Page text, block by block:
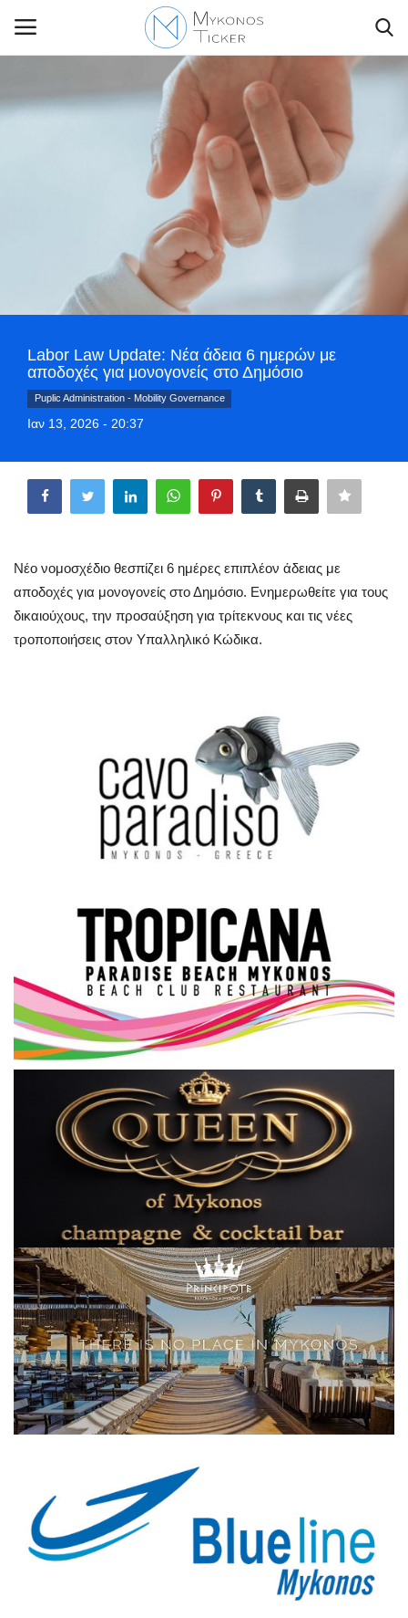
Greece
Style Adorés
Arts & Culture
Mykonos
Mykonos Ticker TV
Science & Tech
Σεβασμιώτατος Δωρόθεος Β’
Cost Of Living Crisis
Opinion + Analysis
Local Elections 2023
Elections 2023
Γλώσσα
Ελληνικά English
Labor Law Update: Νέα άδεια 6 ημερών με
αποδοχές για μονογονείς στο Δημόσιο
Puplic Administration - Mobility Governance
Ιαν 13, 2026 - 20:37
Νέο νομοσχέδιο θεσπίζει 6 ημέρες επιπλέον άδειας με
αποδοχές για μονογονείς στο Δημόσιο. Ενημερωθείτε για τους
δικαιούχους, την προσαύξηση για τρίτεκνους και τις νέες
τροποποιήσεις στον Υπαλληλικό Κώδικα.